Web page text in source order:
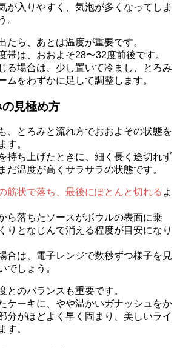
が入りやすく、気泡が多くなってしま
。
たら、あとは温度が重要です。
帯は、おおよそ28〜32度前後です。
る場合は、少し置いて冷まし、とろみ
ムをわずかに足して調整します。
見極め方
、とろみと流れ方でおおよその状態を
す。
持ち上げたときに、細く長く途切れず
だ温度が高くサラサラの状態です。
筋状で落ち、最後にぽとんと切れる よ
ら落ちたソースがボウルの表面に乗
りとなじんで消える程度が目安になり
合は、電子レンジで数秒ずつ様子を見
でしょう。
とのバランスも重要です。
ケーキに、やや温かいガナッシュをか
分がほどよく早く固まり、美しいライ
す。